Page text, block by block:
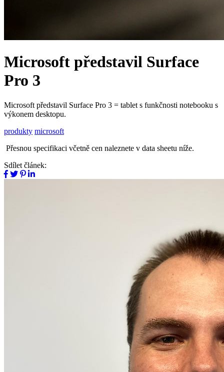
Microsoft představil Surface
Pro 3
Microsoft představil Surface Pro 3 = tablet s funkčnosti notebooku s
výkonem desktopu.
produkty microsoft
Přesnou specifikaci včetně cen naleznete v data sheetu níže.
Sdílet článek: